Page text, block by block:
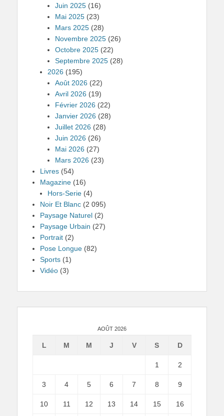
Juin 2025 (16)
Mai 2025 (23)
Mars 2025 (28)
Novembre 2025 (26)
Octobre 2025 (22)
Septembre 2025 (28)
2026 (195)
Août 2026 (22)
Avril 2026 (19)
Février 2026 (22)
Janvier 2026 (28)
Juillet 2026 (28)
Juin 2026 (26)
Mai 2026 (27)
Mars 2026 (23)
Livres (54)
Magazine (16)
Hors-Serie (4)
Noir Et Blanc (2 095)
Paysage Naturel (2)
Paysage Urbain (27)
Portrait (2)
Pose Longue (82)
Sports (1)
Vidéo (3)
AOÛT 2026
L M M J V S D
1 2
3 4 5 6 7 8 9
10 11 12 13 14 15 16